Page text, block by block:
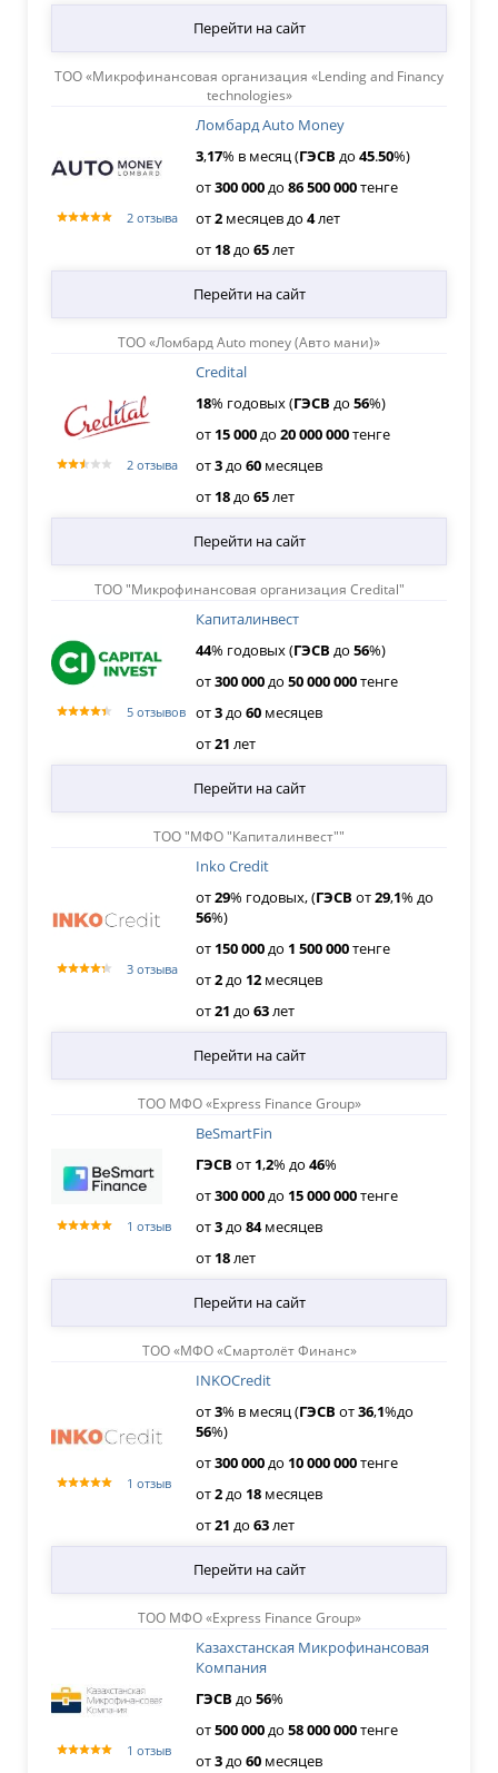
ТОО «Микрофинансовая организация «Lending and Financy
technologies»
Перейти на сайт
2 отзыва
Ломбард Auto Money
3,17% в месяц (ГЭСВ до 45.50%)
от300000до 86500000тенге
от2месяцевдо 4лет
от 18до 65лет
ТОО «Ломбард Auto money (Авто мани)»
Перейти на сайт
2 отзыва
Credital
18% годовых (ГЭСВ до 56%)
от 15000до 20000000тенге
от3до 60месяцев
от 18до 65лет
ТОО "Микрофинансовая организация Credital"
Перейти на сайт
5 отзывов
Капиталинвест
44% годовых (ГЭСВ до 56%)
от300000до 50000000тенге
от3до 60месяцев
от21 лет
ТОО "МФО "Капиталинвест""
Перейти на сайт
3 отзыва
Inko Credit
от29% годовых, (ГЭСВ от29,1% до
56%)
от 150000до 1 500000тенге
от2до 12месяцев
от21 до 63лет
ТОО МФО «Express Finance Group»
Перейти на сайт
1 отзыв
BeSmartFin
ГЭСВ от 1,2% до 46%
от300000до 15000000тенге
от3до 84месяцев
от 18лет
ТОО «МФО «Смартолёт Финанс»
Перейти на сайт
1 отзыв
INKOCredit
от3% в месяц (ГЭСВ от36,1%до
56%)
от300000до 10000000тенге
от2до 18месяцев
от21 до 63лет
ТОО МФО «Express Finance Group»
Перейти на сайт
1 отзыв
Казахстанская Микрофинансовая
Компания
ГЭСВ до 56%
от500000до 58000000тенге
от3до 60месяцев